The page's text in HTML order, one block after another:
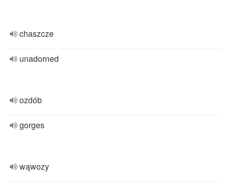
chaszcze
unadorned
ozdób
gorges
wąwozy